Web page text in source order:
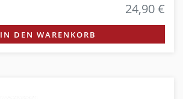
24,90 €
IN DEN WARENKORB